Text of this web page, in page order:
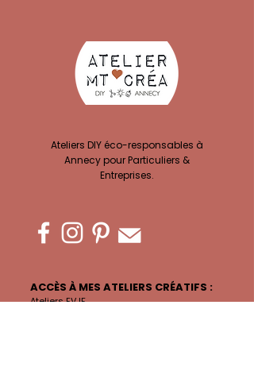
Ateliers DIY éco-responsables à
Annecy pour Particuliers &
Entreprises.
ACCÈS À MES ATELIERS CRÉATIFS :
Ateliers EVJF